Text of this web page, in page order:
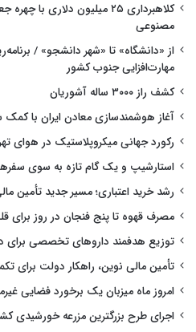
کلاهبرداری ۲۵ میلیون
مصنوعی
از «دانشگاه» تا «شهر دانشجو» /
مهارت‌افزایی جنوب کشور
کشف راز ۳۰۰۰ ساله آشوریان
آغاز هوشمندسازی معادن ایران با
رکورد جهانی میکروپلاستیک در هوای
استارشیپ و یک گام تازه به سوی
رشد خرید اعتباری؛ مسیر جدید تأمین
مصرف قهوه تا پنج فنجان در روز برای
توزیع هدفمند داروهای تخصصی برای
تأمین مالی نوین، راهکار دولت برای
امروز ماه میزبان یک برخورد فضایی
اجرای طرح بزرگترین مزرعه خورشیدی